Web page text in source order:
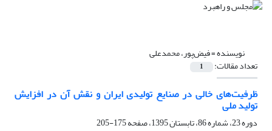
نویسنده =فیض‌پور، محمدعلی
تعداد مقالات: 1
ظرفیت‌های خالی در صنایع تولیدی ایران و نقش آن در افزایش
تولید ملی
دوره 23، شماره 86، تابستان 1395، صفحه
175-205